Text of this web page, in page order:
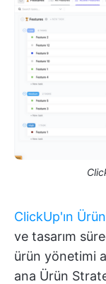
ClickUp'ın
ve tasarım
ürün yönetimi
ana Ürün